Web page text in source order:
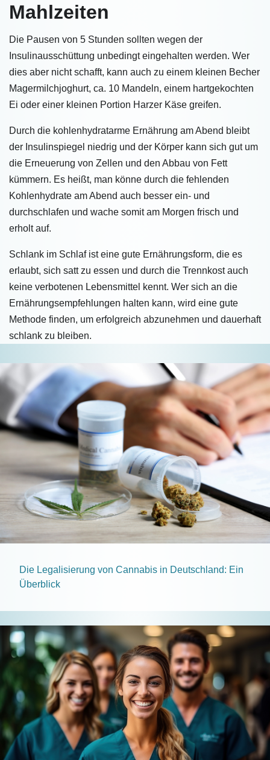
Mahlzeiten
Die Pausen von 5 Stunden sollten wegen der
Insulinausschüttung unbedingt eingehalten werden. Wer
dies aber nicht schafft, kann auch zu einem kleinen Becher
Magermilchjoghurt, ca. 10 Mandeln, einem hartgekochten
Ei oder einer kleinen Portion Harzer Käse greifen.
Durch die kohlenhydratarme Ernährung am Abend bleibt
der Insulinspiegel niedrig und der Körper kann sich gut um
die Erneuerung von Zellen und den Abbau von Fett
kümmern. Es heißt, man könne durch die fehlenden
Kohlenhydrate am Abend auch besser ein- und
durchschlafen und wache somit am Morgen frisch und
erholt auf.
Schlank im Schlaf ist eine gute Ernährungsform, die es
erlaubt, sich satt zu essen und durch die Trennkost auch
keine verbotenen Lebensmittel kennt. Wer sich an die
Ernährungsempfehlungen halten kann, wird eine gute
Methode finden, um erfolgreich abzunehmen und dauerhaft
schlank zu bleiben.
Die Legalisierung von Cannabis in Deutschland: Ein
Überblick